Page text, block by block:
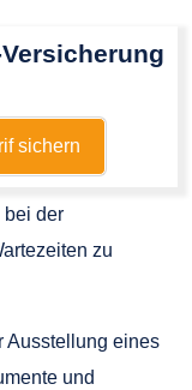
sichern
bei der
zu
Ausstellung eines
und